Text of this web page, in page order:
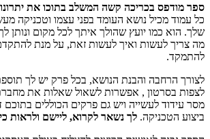
ספר מודפס בכריכה קשה המשלב בתוכו את
כל עמוד מכיל נושא העומד בפני עצמו וטכניקה
שלך. הוא כמו יועץ שהולך איתך לכל מקום ונותן
מה צריך לעשות ואיך לעשות זאת, על מנת
להתמקד.
לצורך הרחבה והבנת הנושא, בכל פרק יש לך
לצפות בסרטון , אפשרות לשאול שאלות את
מסר עידוד לעשייה ויש גם פרקים הכוללים בתוכם
ביצוע הטכניקה. לך נשאר לקרוא, ליישם ולראות